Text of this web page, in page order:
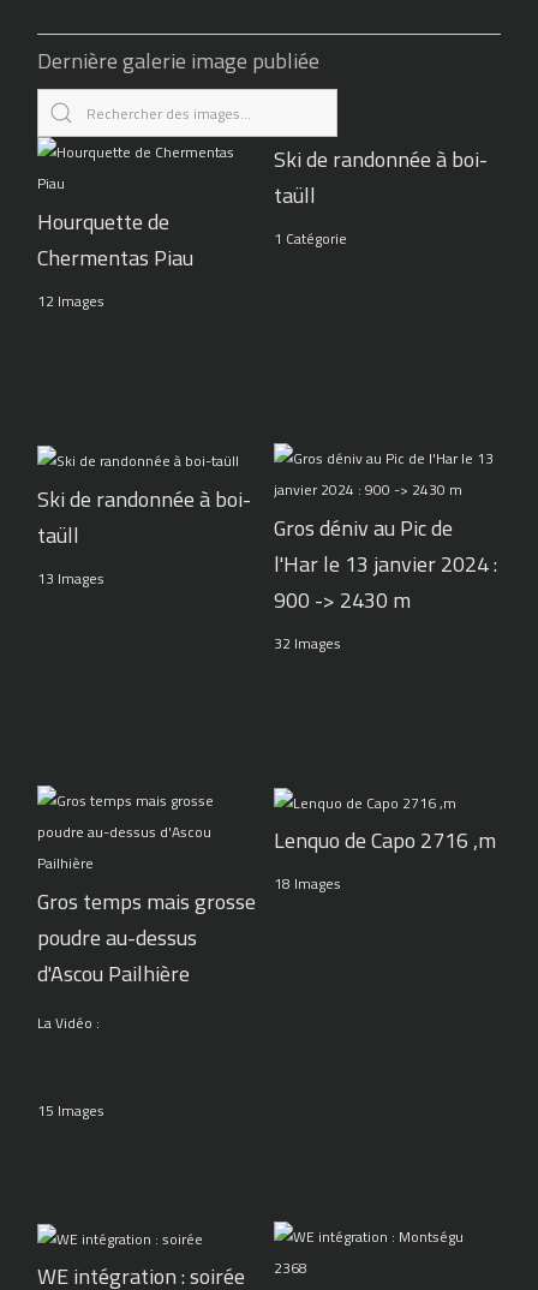
Dernière galerie image publiée
Hourquette de
Chermentas Piau
12 Images
Ski de randonnée à boi-
taüll
1 Catégorie
Ski de randonnée à boi-
taüll
13 Images
Gros déniv au Pic de
l'Har le 13 janvier 2024 :
900 -> 2430 m
32 Images
Gros temps mais grosse
poudre au-dessus
d'Ascou Pailhière
La Vidéo :
15 Images
Lenquo de Capo 2716 ,m
18 Images
WE intégration : soirée